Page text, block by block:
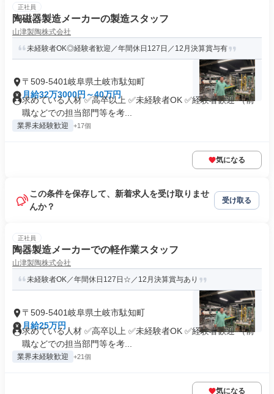
正社員
陶磁器製造メーカーの製造スタッフ
山津製陶株式会社
未経験者OK◎経験者歓迎／年間休日127日／12月決算賞与有
〒509-5401岐阜県土岐市駄知町
月給32万3000円～40万円
求めている人材 ✅高卒以上 ✅未経験者OK ✅経験者歓迎 （前
職などでの担当部門等を考...
業界未経験歓迎 +17個
気になる
この条件を保存して、新着求人を受け取りませ
んか？
受け取る
正社員
陶器製造メーカーでの軽作業スタッフ
山津製陶株式会社
未経験者OK／年間休日127日☆／12月決算賞与あり
〒509-5401岐阜県土岐市駄知町
月給25万円
求めている人材 ✅高卒以上 ✅未経験者OK ✅経験者歓迎 （前
職などでの担当部門等を考...
業界未経験歓迎 +21個
気になる